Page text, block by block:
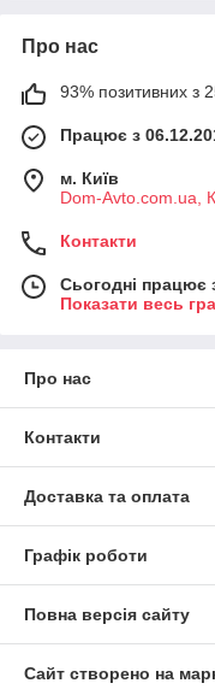
Про нас
93% позитивних з
Працює з
м. Київ
Dom-Avto.com.ua,
Контакти
Сьогодні працює
Показати весь
Про нас
Контакти
Доставка та оплата
Графік роботи
Повна версія сайту
Сайт створено на